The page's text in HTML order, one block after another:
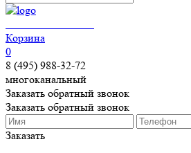
Корзина
0
8 (495) 988-32-72
многоканальный
Заказать обратный звонок
Заказать обратный звонок
Заказать